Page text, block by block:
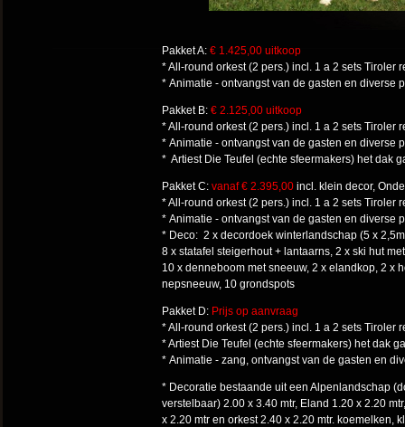
Pakket A: € 1.425,00 uitkoop
* All-round orkest (2 pers.) incl. 1 a 2 sets Tiroler
* Animatie - ontvangst van de gasten en diverse
Pakket B: € 2.125,00 uitkoop
* All-round orkest (2 pers.) incl. 1 a 2 sets Tiroler
* Animatie - ontvangst van de gasten en diverse
* Artiest Die Teufel (echte sfeermakers) het dak
Pakket C: vanaf € 2.395,00 incl. klein decor,
* All-round orkest (2 pers.) incl. 1 a 2 sets Tiroler
* Animatie - ontvangst van de gasten en diverse
* Deco: 2 x decordoek winterlandschap (5 x
8 x statafel steigerhout + lantaarns, 2 x ski hut
10 x denneboom met sneeuw, 2 x
nepsneeuw, 10 grondspots
Pakket D: Prijs op aanvraag
* All-round orkest (2 pers.) incl. 1 a 2 sets Tiroler
* Artiest Die Teufel (echte sfeermakers) het dak
* Animatie - zang, ontvangst van de gasten en
* Decoratie bestaande uit een Alpenlandschap
verstelbaar) 2.00 x 3.40 mtr, Eland 1.20 x 2.20
x 2.20 mtr en orkest 2.40 x 2.20 mtr. koemelken,